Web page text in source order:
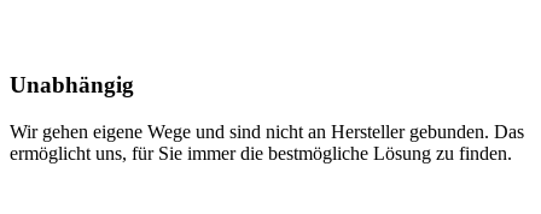
Unabhängig
Wir gehen eigene Wege und sind nicht an Hersteller gebunden. Das
ermöglicht uns, für Sie immer die bestmögliche Lösung zu finden.